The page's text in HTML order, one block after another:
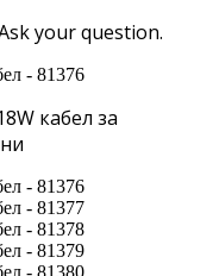
your question.
кабел за